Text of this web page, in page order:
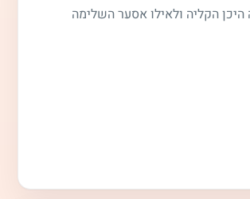
היכן הקליה ולאילו אסער השלימה